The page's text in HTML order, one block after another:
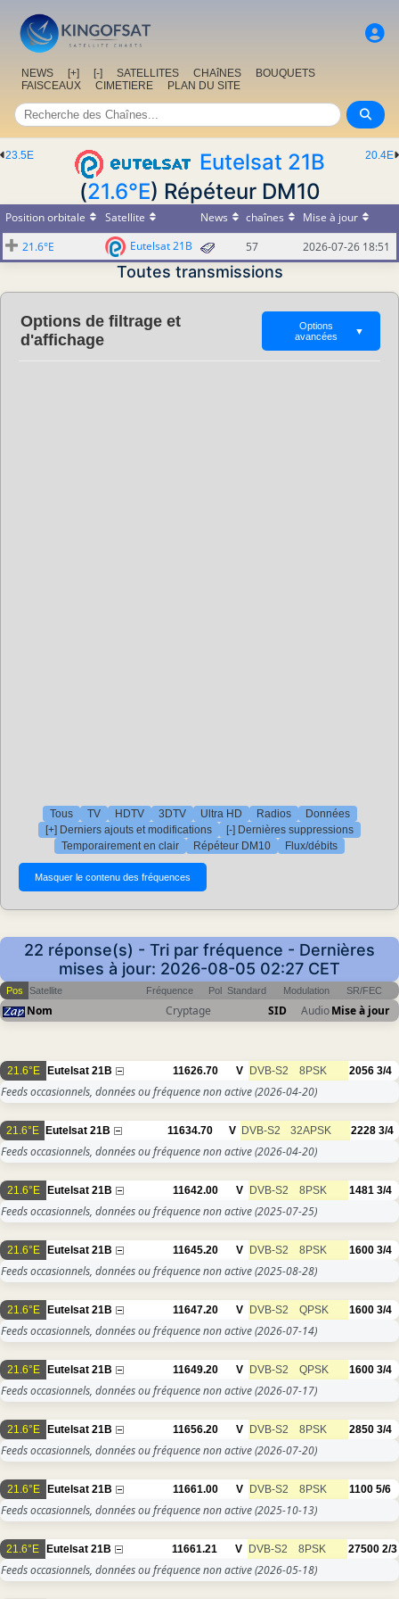
NEWS [+] [-] SATELLITES CHAîNES
BOUQUETS
FAISCEAUX
CIMETIERE PLAN DU SITE
20.4E
23.5E
Eutelsat 21B
(21.6°E) Répéteur DM10
Position orbitale Satellite News chaînes
Mise à jour
21.6°E
Eutelsat 21B 57 2026-07-26 18:51
Toutes transmissions
Options de filtrage et
d'affichage
Options
avancées
▼
Tous TV HDTV 3DTV Ultra HD Radios
Données
[+] Derniers ajouts et modifications
[-] Dernières suppressions
Temporairement en clair
Répéteur DM10 Flux/débits
22 réponse(s) - Tri par fréquence - Dernières
mises à jour: 2026-08-05 02:27 CET
Pos Satellite Fréquence Pol Standard Modulation SR/FEC
Nom Cryptage SID AudioMise à jour
21.6°E Eutelsat 21B 11626.70 V DVB-S2 8PSK 2056 3/4
Feeds occasionnels, données ou fréquence non active(2026-04-20)
21.6°E Eutelsat 21B 11634.70 V DVB-S2 32APSK 2228 3/4
Feeds occasionnels, données ou fréquence non active(2026-04-20)
21.6°E Eutelsat 21B 11642.00 V DVB-S2 8PSK 1481 3/4
Feeds occasionnels, données ou fréquence non active(2025-07-25)
21.6°E Eutelsat 21B 11645.20 V DVB-S2 8PSK 1600 3/4
Feeds occasionnels, données ou fréquence non active(2025-08-28)
21.6°E Eutelsat 21B 11647.20 V DVB-S2 QPSK 1600 3/4
Feeds occasionnels, données ou fréquence non active(2026-07-14)
21.6°E Eutelsat 21B 11649.20 V DVB-S2 QPSK 1600 3/4
Feeds occasionnels, données ou fréquence non active(2026-07-17)
21.6°E Eutelsat 21B 11656.20 V DVB-S2 8PSK 2850 3/4
Feeds occasionnels, données ou fréquence non active(2026-07-20)
21.6°E Eutelsat 21B 11661.00 V DVB-S2 8PSK 1100 5/6
Feeds occasionnels, données ou fréquence non active(2025-10-13)
21.6°E Eutelsat 21B 11661.21 V DVB-S2 8PSK 27500 2/3
Feeds occasionnels, données ou fréquence non active(2026-05-18)